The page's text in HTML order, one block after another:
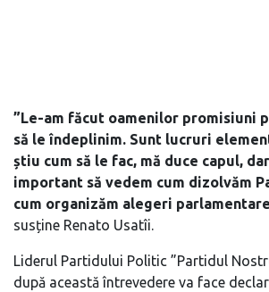
”Le-am făcut oamenilor promisiuni
să le îndeplinim. Sunt lucruri
știu cum să le fac, mă duce capul,
important să vedem cum dizolvăm
cum organizăm alegeri
susține Renato Usatîi.
Liderul Partidului Politic ”Partidul
după această întrevedere va face